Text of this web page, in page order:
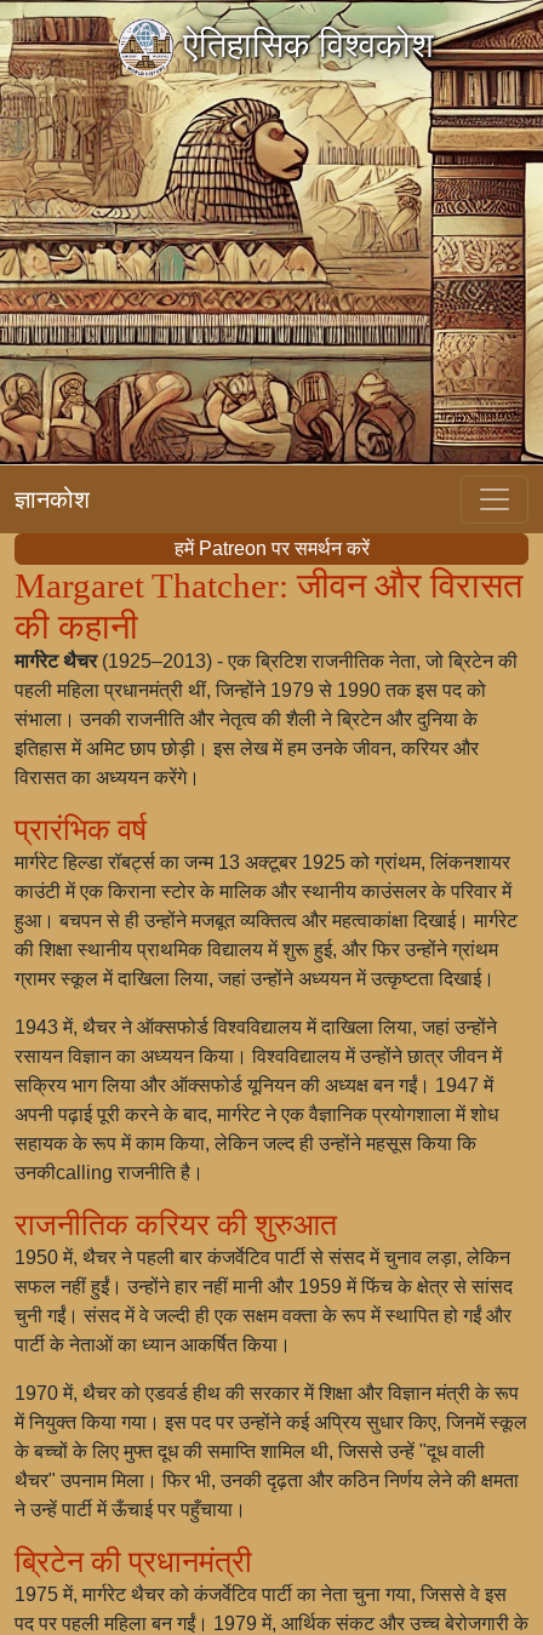
ऐतिहासिक विश्वकोश
ज्ञानकोश
हमें Patreon पर समर्थन करें
Margaret Thatcher: जीवन और विरासत
की कहानी
मार्गरेट थैचर(1925–2013) - एक ब्रिटिश राजनीतिक नेता, जो ब्रिटेन की
पहली महिला प्रधानमंत्री थीं, जिन्होंने 1979 से 1990 तक इस पद को
संभाला। उनकी राजनीति और नेतृत्व की शैली ने ब्रिटेन और दुनिया के
इतिहास में अमिट छाप छोड़ी। इस लेख में हम उनके जीवन, करियर और
विरासत का अध्ययन करेंगे।
प्रारंभिक वर्ष
मार्गरेट हिल्डा रॉबर्ट्स का जन्म 13 अक्टूबर 1925 को ग्रांथम, लिंकनशायर
काउंटी में एक किराना स्टोर के मालिक और स्थानीय काउंसलर के परिवार में
हुआ। बचपन से ही उन्होंने मजबूत व्यक्तित्व और महत्वाकांक्षा दिखाई। मार्गरेट
की शिक्षा स्थानीय प्राथमिक विद्यालय में शुरू हुई, और फिर उन्होंने ग्रांथम
ग्रामर स्कूल में दाखिला लिया, जहां उन्होंने अध्ययन में उत्कृष्टता दिखाई।
1943 में, थैचर ने ऑक्सफोर्ड विश्वविद्यालय में दाखिला लिया, जहां उन्होंने
रसायन विज्ञान का अध्ययन किया। विश्वविद्यालय में उन्होंने छात्र जीवन में
सक्रिय भाग लिया और ऑक्सफोर्ड यूनियन की अध्यक्ष बन गईं। 1947 में
अपनी पढ़ाई पूरी करने के बाद, मार्गरेट ने एक वैज्ञानिक प्रयोगशाला में शोध
सहायक के रूप में काम किया, लेकिन जल्द ही उन्होंने महसूस किया कि
उनकीcalling राजनीति है।
राजनीतिक करियर की शुरुआत
1950 में, थैचर ने पहली बार कंजर्वेटिव पार्टी से संसद में चुनाव लड़ा, लेकिन
सफल नहीं हुईं। उन्होंने हार नहीं मानी और 1959 में फिंच के क्षेत्र से सांसद
चुनी गईं। संसद में वे जल्दी ही एक सक्षम वक्ता के रूप में स्थापित हो गईं और
पार्टी के नेताओं का ध्यान आकर्षित किया।
1970 में, थैचर को एडवर्ड हीथ की सरकार में शिक्षा और विज्ञान मंत्री के रूप
में नियुक्त किया गया। इस पद पर उन्होंने कई अप्रिय सुधार किए, जिनमें स्कूल
के बच्चों के लिए मुफ्त दूध की समाप्ति शामिल थी, जिससे उन्हें "दूध वाली
थैचर" उपनाम मिला। फिर भी, उनकी दृढ़ता और कठिन निर्णय लेने की क्षमता
ने उन्हें पार्टी में ऊँचाई पर पहुँचाया।
ब्रिटेन की प्रधानमंत्री
1975 में, मार्गरेट थैचर को कंजर्वेटिव पार्टी का नेता चुना गया, जिससे वे इस
पद पर पहली महिला बन गईं। 1979 में, आर्थिक संकट और उच्च बेरोजगारी के